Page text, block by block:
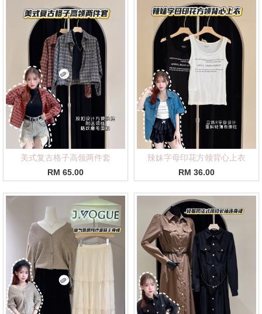
美式复古格子高领两件套
RM 65.00
辣妹字母印花方领背心上衣
RM 36.00